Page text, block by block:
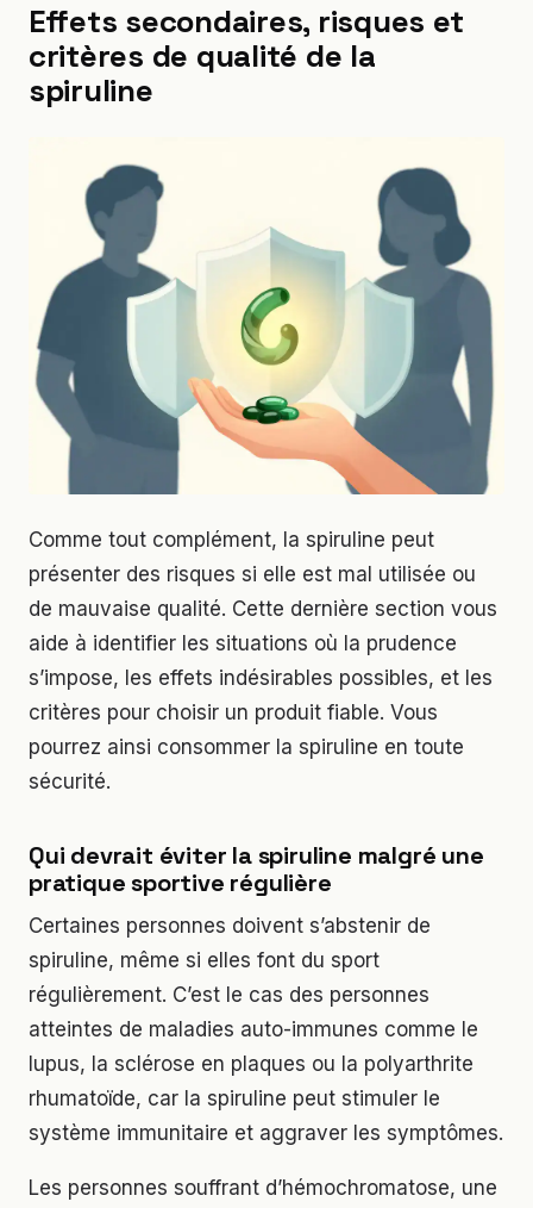
Effets secondaires, risques et
critères de qualité de la
spiruline
Comme tout complément, la spiruline peut
présenter des risques si elle est mal utilisée ou
de mauvaise qualité. Cette dernière section vous
aide à identifier les situations où la prudence
s’impose, les effets indésirables possibles, et les
critères pour choisir un produit fiable. Vous
pourrez ainsi consommer la spiruline en toute
sécurité.
Qui devrait éviter la spiruline malgré une
pratique sportive régulière
Certaines personnes doivent s’abstenir de
spiruline, même si elles font du sport
régulièrement. C’est le cas des personnes
atteintes de maladies auto-immunes comme le
lupus, la sclérose en plaques ou la polyarthrite
rhumatoïde, car la spiruline peut stimuler le
système immunitaire et aggraver les symptômes.
Les personnes souffrant d’hémochromatose, une